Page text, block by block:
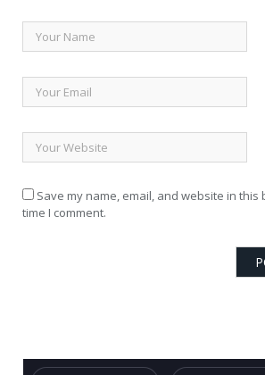
Save my name, email, and website in
time I comment.